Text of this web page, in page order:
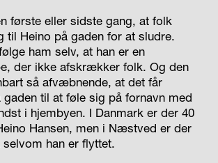
første eller sidste gang, at folk
til Heino på gaden for at sludre.
ham selv, at han er en
der ikke afskrækker folk. Og den
så afvæbnende, at det får
til at føle sig på fornavn med
i hjembyen. I Danmark er der 40
Hansen, men i Næstved er der
selvom han er flyttet.